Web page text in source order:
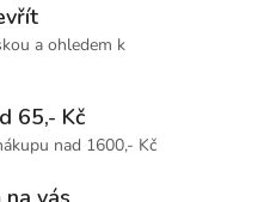
a ohledem k
65,- Kč
nad 1600,- Kč